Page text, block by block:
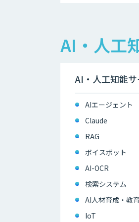
AI・人工
AI・人工知能
AIエージェント
Claude
RAG
ボイスボット
AI-OCR
検索システム
AI人材育成・教
IoT